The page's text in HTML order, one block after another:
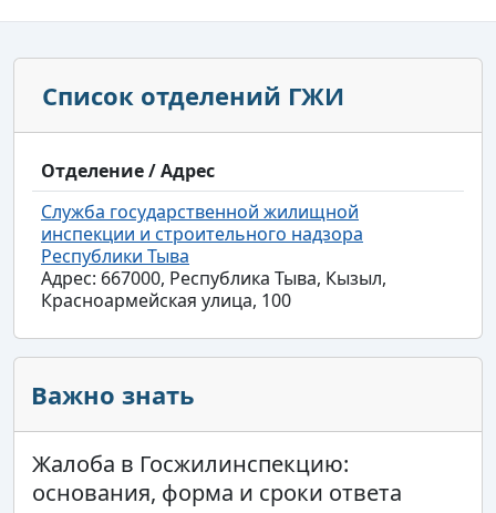
Список отделений ГЖИ
Отделение / Адрес
Служба государственной жилищной
инспекции и строительного надзора
Республики Тыва
Адрес: 667000, Республика Тыва, Кызыл,
Красноармейская улица, 100
Важно знать
Жалоба в Госжилинспекцию:
основания, форма и сроки ответа